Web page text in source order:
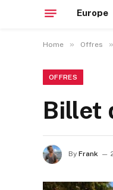
Europe
Home » Offres »
OFFRES
Billet
By Frank